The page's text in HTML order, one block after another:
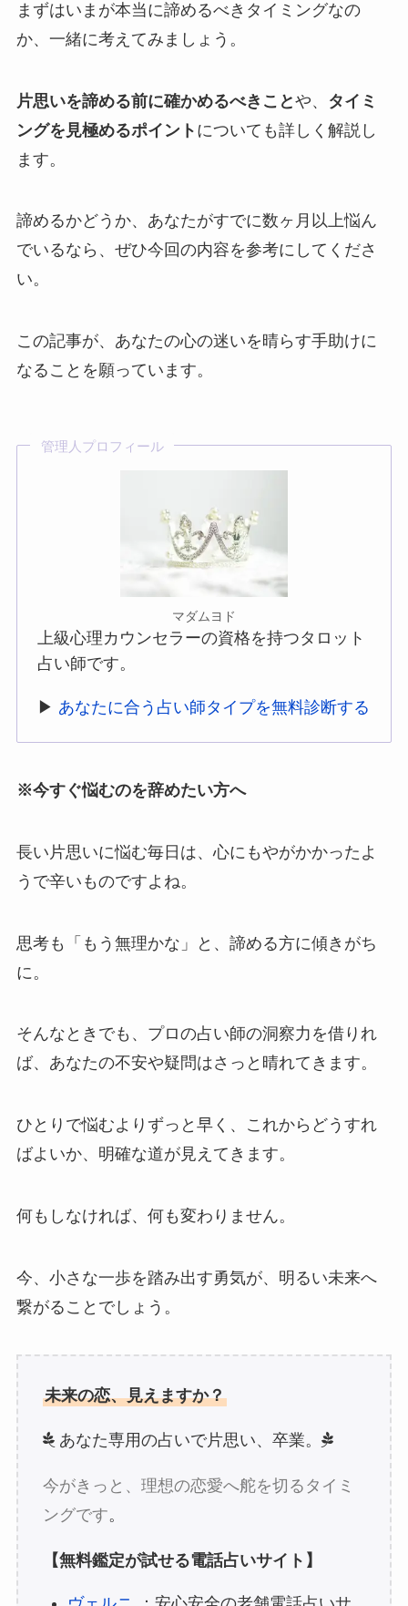
まずはいまが本当に諦めるべきタイミングなの
か、一緒に考えてみましょう。
片思いを諦める前に確かめるべきことや、
タイミ
ングを見極めるポイント についても詳しく解説し
ます。
諦めるかどうか、あなたがすでに数ヶ月以上悩ん
でいるなら、ぜひ今回の内容を参考にしてくださ
い。
この記事が、あなたの心の迷いを晴らす手助けに
なることを願っています。
管理人プロフィール
マダムヨド
上級心理カウンセラーの資格を持つタロット
占い師です。
▶ あなたに合う占い師タイプを無料診断する
※今すぐ悩むのを辞めたい方へ
長い片思いに悩む毎日は、心にもやがかかったよ
うで辛いものですよね。
思考も「もう無理かな」と、諦める方に傾きがち
に。
そんなときでも、プロの占い師の洞察力を借りれ
ば、あなたの不安や疑問はさっと晴れてきます。
ひとりで悩むよりずっと早く、これからどうすれ
ばよいか、明確な道が見えてきます。
何もしなければ、何も変わりません。
今、小さな一歩を踏み出す勇気が、明るい未来へ
繋がることでしょう。
未来の恋、見えますか？
あなた専用の占いで片思い、卒業。
今がきっと、理想の恋愛へ舵を切るタイミ
ングです。
【無料鑑定が試せる電話占いサイト】